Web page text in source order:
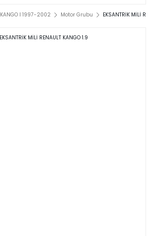
KANGO I 1997-2002 Motor Grubu EKSANTRİK MİLİ